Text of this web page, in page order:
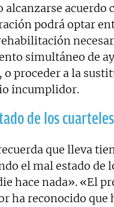
alcanzarse acuerdo
podrá optar
simultáneo de
o proceder a la
incumplidor.
de los cuarteles
que lleva
el mal estado de
hace nada». «El
ha reconocido que